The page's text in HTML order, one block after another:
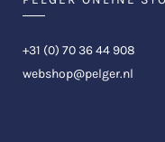
+31 (0) 70 36 44 908
webshop@pelger.nl